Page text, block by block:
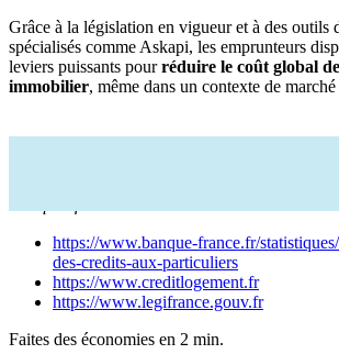
Grâce à la législation en vigueur et à des outils
spécialisés comme Askapi, les emprunteurs
leviers puissants pourréduire le coût global
immobilier, même dans un contexte de
https://www.banque-france.fr/
des-credits-aux-particuliers
https://www.creditlogement.fr
https://www.legifrance.gouv.fr
Faites des économies en 2 min.